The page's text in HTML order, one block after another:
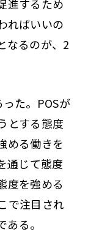
進するため
ればいいの
なるのが、2
た。POSが
とする態度
める働きを
通じて態度
度を強める
で注目され
る。